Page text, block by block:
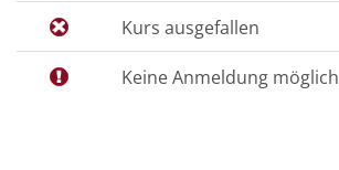
Kurs ausgefallen
Keine Anmeldung möglich